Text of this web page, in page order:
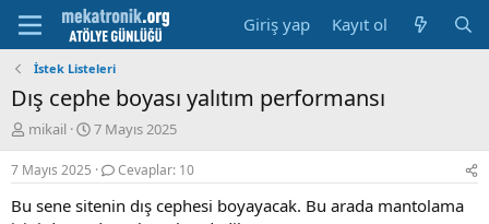
Giriş yap Kayıt ol
İstek Listeleri
Dış cephe boyası yalıtım performansı
K
o
n
u
y
mikail
B
a
ş
l
a
7 Mayıs 2025
7 Mayıs 2025 Cevaplar: 10
Bu sene sitenin dış cephesi boyayacak. Bu arada mantolama